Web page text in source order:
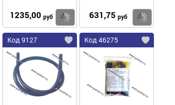
1235,00 руб Купить
631,75 руб
Код 9127 Код 46275